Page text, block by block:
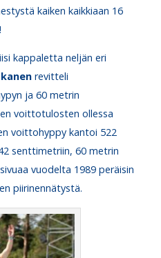
kaiken kaikkiaan 16
kappaletta neljän eri
revitteli
ja 60 metrin
voittotulosten ollessa
voittohyppy kantoi 522
senttimetriin, 60 metrin
vuodelta 1989 peräisin
piirinennätystä.